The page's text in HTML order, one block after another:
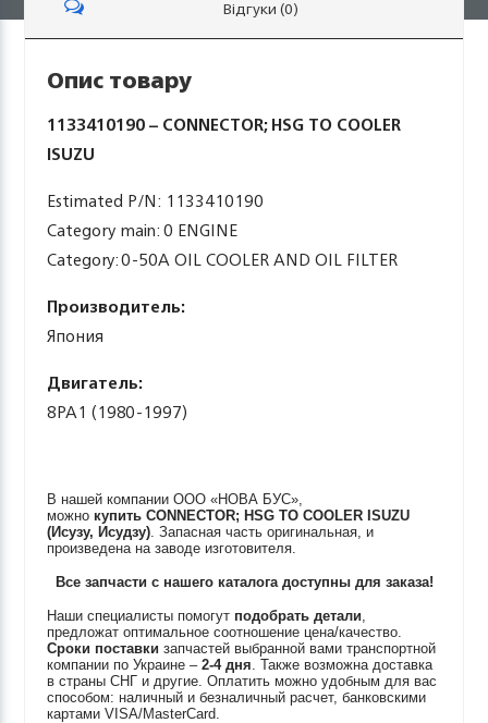
Відгуки (0)
Опис товару
1133410190 – CONNECTOR; HSG TO COOLER
ISUZU
Estimated P/N: 1133410190
Category main: 0 ENGINE
Category: 0-50A OIL COOLER AND OIL FILTER
Производитель:
Япония
Двигатель:
8PA1 (1980-1997)
В нашей компании ООО «НОВА БУС»,
можно купитьCONNECTOR; HSG TO COOLER ISUZU
(Исузу, Исудзу). Запасная часть оригинальная, и
произведена на заводе изготовителя.
Все запчасти с нашего каталога доступны для заказа!
Наши специалисты помогут подобрать детали,
предложат оптимальное соотношение цена/качество.
Сроки поставки запчастей выбранной вами транспортной
компании по Украине –2-4 дня. Также возможна доставка
в страны СНГ и другие. Оплатить можно удобным для вас
способом: наличный и безналичный расчет, банковскими
картами VISA/MasterCard.